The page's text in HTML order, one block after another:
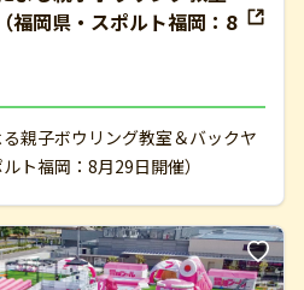
福岡県・スポルト福岡：8
親子ボウリング教室＆バックヤ
ト福岡：8月29日開催）